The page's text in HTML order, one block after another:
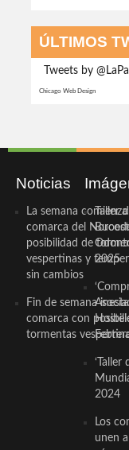
ÚLTIMOS
Tweets by
Chicago Web Design
Noticias
La semana
comarca del
posibilidad de
vespertinas y
sin cambios
Fin de semana
comarca con
tormentas
Taller
2025
‘Taller
2024
Los
unen